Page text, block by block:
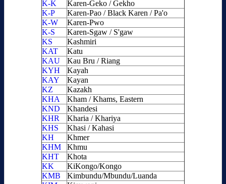
K-K
Karen-Geko / Gekho
K-P
Karen-Pao / Black Karen / Pa'o
K-W
Karen-Pwo
K-S
Karen-Sgaw / S'gaw
KS
Kashmiri
KAT
Katu
KAU
Kau Bru / Riang
KYH
Kayah
KAY
Kayan
KZ
Kazakh
KHA
Kham / Khams, Eastern
KND
Khandesi
KHR
Kharia / Khariya
KHS
Khasi / Kahasi
KH
Khmer
KHM
Khmu
KHT
Khota
KK
KiKongo/Kongo
KMB
Kimbundu/Mbundu/Luanda